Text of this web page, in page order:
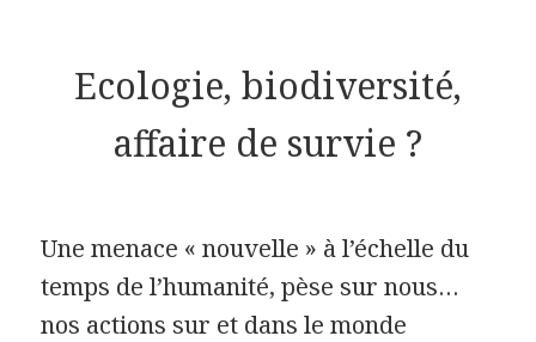
Ecologie, biodiversité,
affaire de survie ?
Une menace « nouvelle » à l’échelle du
temps de l’humanité, pèse sur nous…
nos actions sur et dans le monde